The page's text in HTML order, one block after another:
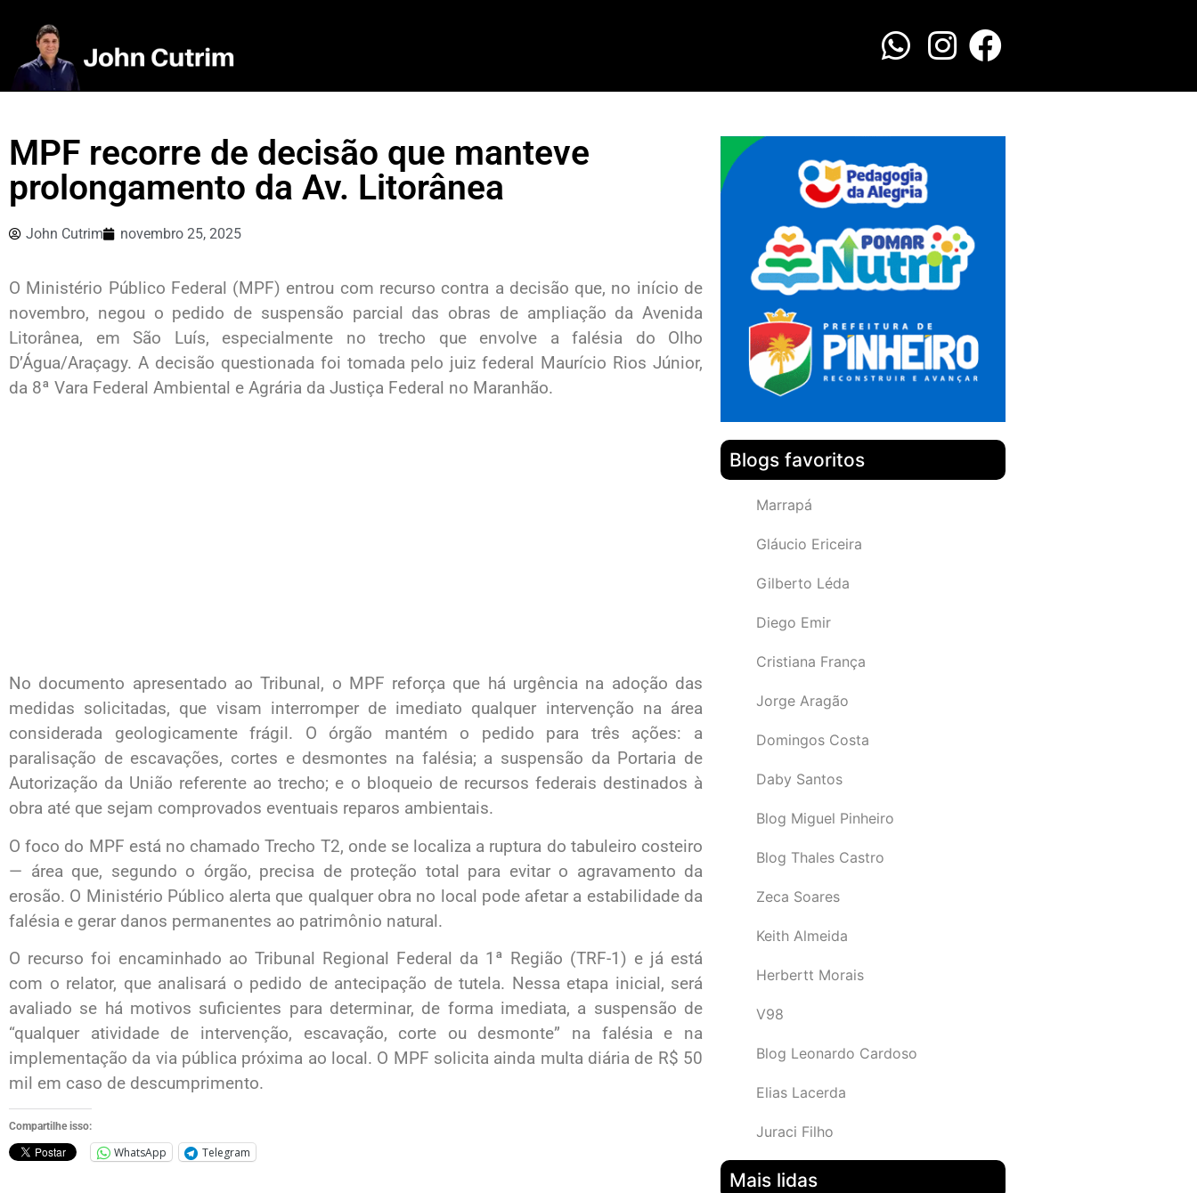
MPF recorre de decisão que manteve
prolongamento da Av. Litorânea
John Cutrim novembro 25, 2025
O Ministério Público Federal (MPF) entrou com recurso contra a decisão que, no início de
novembro, negou o pedido de suspensão parcial das obras de ampliação da Avenida
Litorânea, em São Luís, especialmente no trecho que envolve a falésia do Olho
D’Água/Araçagy. A decisão questionada foi tomada pelo juiz federal Maurício Rios Júnior,
da 8ª Vara Federal Ambiental e Agrária da Justiça Federal no Maranhão.
No documento apresentado ao Tribunal, o MPF reforça que há urgência na adoção das
medidas solicitadas, que visam interromper de imediato qualquer intervenção na área
considerada geologicamente frágil. O órgão mantém o pedido para três ações: a
paralisação de escavações, cortes e desmontes na falésia; a suspensão da Portaria de
Autorização da União referente ao trecho; e o bloqueio de recursos federais destinados à
obra até que sejam comprovados eventuais reparos ambientais.
O foco do MPF está no chamado Trecho T2, onde se localiza a ruptura do tabuleiro costeiro
— área que, segundo o órgão, precisa de proteção total para evitar o agravamento da
erosão. O Ministério Público alerta que qualquer obra no local pode afetar a estabilidade da
falésia e gerar danos permanentes ao patrimônio natural.
O recurso foi encaminhado ao Tribunal Regional Federal da 1ª Região (TRF-1) e já está
com o relator, que analisará o pedido de antecipação de tutela. Nessa etapa inicial, será
avaliado se há motivos suficientes para determinar, de forma imediata, a suspensão de
“qualquer atividade de intervenção, escavação, corte ou desmonte” na falésia e na
implementação da via pública próxima ao local. O MPF solicita ainda multa diária de R$ 50
mil em caso de descumprimento.
Compartilhe isso:
WhatsApp Telegram
Blogs favoritos
Marrapá
Gláucio Ericeira
Gilberto Léda
Diego Emir
Cristiana França
Jorge Aragão
Domingos Costa
Daby Santos
Blog Miguel Pinheiro
Blog Thales Castro
Zeca Soares
Keith Almeida
Herbertt Morais
V98
Blog Leonardo Cardoso
Elias Lacerda
Juraci Filho
Mais lidas